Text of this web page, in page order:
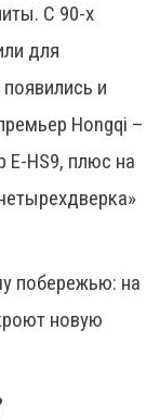
С 90-х
для
и
Hongqi –
E-HS9, плюс на
побережью: на
новую